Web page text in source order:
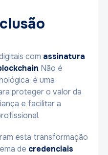
com assinatura
Não é
é uma
proteger o valor da
e facilitar a
esta transformação
de credenciais